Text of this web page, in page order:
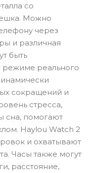
со
Можно
через
и различная
быть
режиме реального
сокращений и
стресса,
сна, помогают
Haylou Watch 2
и охватывают
Часы также могут
расстояние,